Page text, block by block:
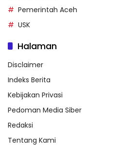
Pemerintah Aceh
USK
Halaman
Disclaimer
Indeks Berita
Kebijakan Privasi
Pedoman Media Siber
Redaksi
Tentang Kami